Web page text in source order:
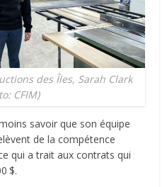
des Îles, Sarah Clark
CFIM)
savoir que son équipe
de la compétence
qui a trait aux contrats qui
.$.